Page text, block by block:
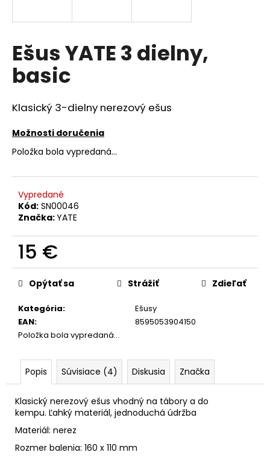
Ešus YATE 3 dielny,
basic
Klasický 3-dielny nerezový ešus
Možnosti doručenia
Položka bola vypredaná…
Vypredané
Kód: SN00046
Značka:YATE
15 €
Jednotková
cena:
Kategória:
Ešusy
EAN:
8595053904150
Položka bola vypredaná…
Opýtať sa Strážiť Zdieľať
Popis Súvisiace (4) Diskusia Značka
Klasický nerezový ešus vhodný na tábory a do
kempu. Ľahký materiál, jednoduchá údržba
Materiál: nerez
Rozmer balenia: 160 x 110 mm
s
ť
?
O
d
p
o
č
a
e